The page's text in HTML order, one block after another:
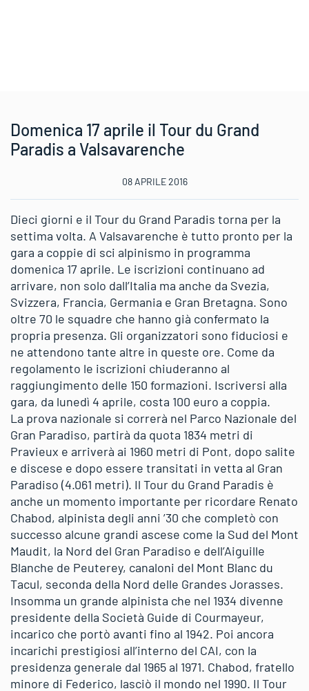
Domenica 17 aprile il Tour du Grand
Paradis a Valsavarenche
08 APRILE 2016
Dieci giorni e il Tour du Grand Paradis torna per la
settima volta. A Valsavarenche è tutto pronto per la
gara a coppie di sci alpinismo in programma
domenica 17 aprile. Le iscrizioni continuano ad
arrivare, non solo dall’Italia ma anche da Svezia,
Svizzera, Francia, Germania e Gran Bretagna. Sono
oltre 70 le squadre che hanno già confermato la
propria presenza. Gli organizzatori sono fiduciosi e
ne attendono tante altre in queste ore. Come da
regolamento le iscrizioni chiuderanno al
raggiungimento delle 150 formazioni. Iscriversi alla
gara, da lunedì 4 aprile, costa 100 euro a coppia.
La prova nazionale si correrà nel Parco Nazionale del
Gran Paradiso, partirà da quota 1834 metri di
Pravieux e arriverà ai 1960 metri di Pont, dopo salite
e discese e dopo essere transitati in vetta al Gran
Paradiso (4.061 metri). Il Tour du Grand Paradis è
anche un momento importante per ricordare Renato
Chabod, alpinista degli anni ’30 che completò con
successo alcune grandi ascese come la Sud del Mont
Maudit, la Nord del Gran Paradiso e dell’Aiguille
Blanche de Peuterey, canaloni del Mont Blanc du
Tacul, seconda della Nord delle Grandes Jorasses.
Insomma un grande alpinista che nel 1934 divenne
presidente della Società Guide di Courmayeur,
incarico che portò avanti fino al 1942. Poi ancora
incarichi prestigiosi all’interno del CAI, con la
presidenza generale dal 1965 al 1971. Chabod, fratello
minore di Federico, lasciò il mondo nel 1990. Il Tour